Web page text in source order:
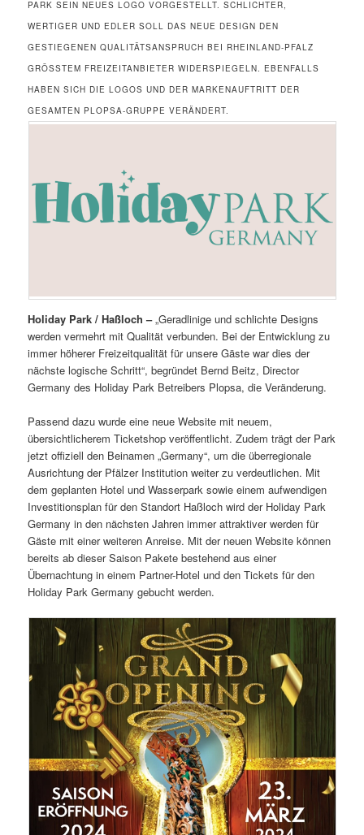
PARK SEIN NEUES LOGO VORGESTELLT. SCHLICHTER,
WERTIGER UND EDLER SOLL DAS NEUE DESIGN DEN
GESTIEGENEN QUALITÄTSANSPRUCH BEI RHEINLAND-PFALZ
GRÖSSTEM FREIZEITANBIETER WIDERSPIEGELN. EBENFALLS H
ABEN SICH DIE LOGOS UND DER MARKENAUFTRITT DER G
ESAMTEN PLOPSA-GRUPPE VERÄNDERT.
Holiday Park / Haßloch –„Geradlinige und schlichte Designs
werden vermehrt mit Qualität verbunden. Bei der Entwicklung zu
immer höherer Freizeitqualität für unsere Gäste war dies der
nächste logische Schritt“, begründet Bernd Beitz, Director
Germany des Holiday Park Betreibers Plopsa, die Veränderung.
Passend dazu wurde eine neue Website mit neuem,
übersichtlicherem Ticketshop veröffentlicht. Zudem trägt der Park
jetzt offiziell den Beinamen „Germany“, um die überregionale
Ausrichtung der Pfälzer Institution weiter zu verdeutlichen. Mit
dem geplanten Hotel und Wasserpark sowie einem aufwendigen
Investitionsplan für den Standort Haßloch wird der Holiday Park
Germany in den nächsten Jahren immer attraktiver werden für
Gäste mit einer weiteren Anreise. Mit der neuen Website können
bereits ab dieser Saison Pakete bestehend aus einer
Übernachtung in einem Partner-Hotel und den Tickets für den
Holiday Park Germany gebucht werden.